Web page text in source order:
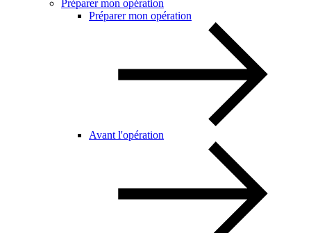
Préparer mon opération
Préparer mon opération
Avant l'opération